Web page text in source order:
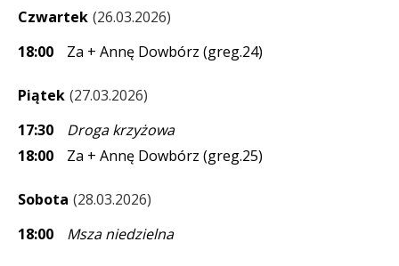
Czwartek 26.03.2026
18:00
Za + Annę Dowbórz (greg.24)
Piątek 27.03.2026
17:30
Droga krzyżowa
18:00
Za + Annę Dowbórz (greg.25)
Sobota 28.03.2026
18:00
Msza niedzielna